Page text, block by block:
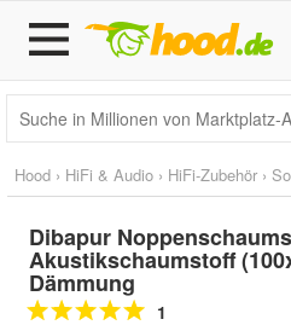
Hood › HiFi & Audio › HiFi-Zubehör ›
Dibapur
Akustikschaumstoff
Dämmung
1